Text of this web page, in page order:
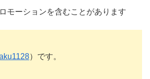
モーションを含むことがあります
）です。